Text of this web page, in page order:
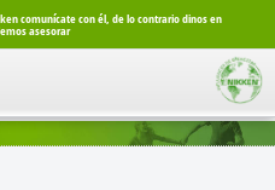
comunícate con él, de lo contrario dinos en
asesorar